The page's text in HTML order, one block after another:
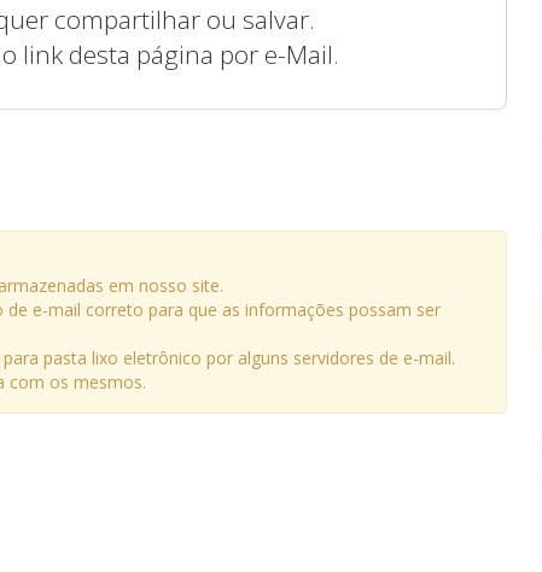
compartilhar ou salvar.
link desta página por e-Mail.
em nosso site.
e-mail correto para que as informações possam ser
pasta lixo eletrônico por alguns servidores de e-mail.
com os mesmos.